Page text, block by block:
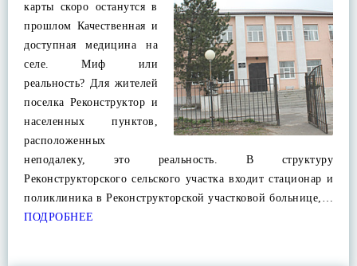
карты скоро останутся в
прошлом Качественная и
доступная медицина на
селе. Миф или
реальность? Для жителей
поселка Реконструктор и
населенных пунктов,
расположенных
неподалеку, это реальность. В структуру
Реконструкторского сельского участка входит стационар и
поликлиника в Реконструкторской участковой больнице,…
ПОДРОБНЕЕ